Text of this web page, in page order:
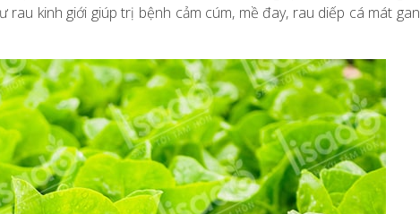
kinh giới giúp trị bệnh cảm cúm, mề đay, rau diếp cá mát gan